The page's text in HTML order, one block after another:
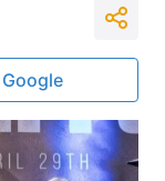
Google